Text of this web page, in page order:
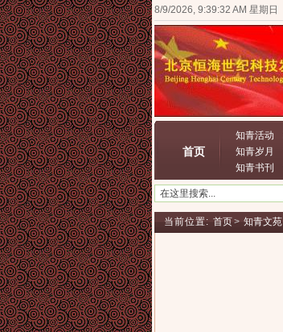
8/9/2026, 9:39:32 AM 星期日
首页
知青活动
知青岁月
知青书刊
当前位置: 首页> 知青文苑